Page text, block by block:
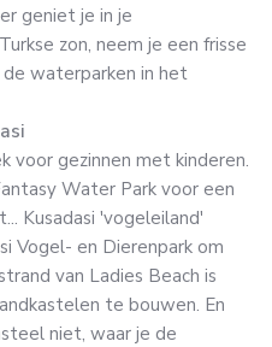
geniet je in je
zon, neem je een frisse
de waterparken in het
voor gezinnen met kinderen.
Water Park voor een
Kusadasi 'vogeleiland'
Vogel- en Dierenpark om
van Ladies Beach is
te bouwen. En
niet, waar je de